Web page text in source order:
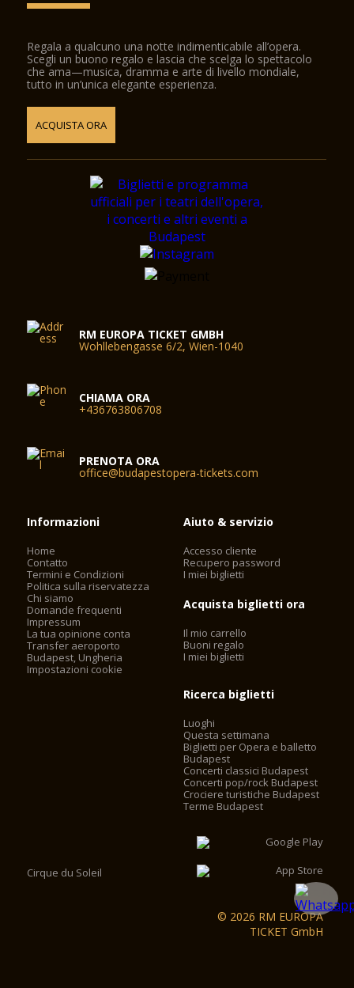
Regala a qualcuno una notte indimenticabile all’opera.
Scegli un buono regalo e lascia che scelga lo spettacolo
che ama—musica, dramma e arte di livello mondiale,
tutto in un’unica elegante esperienza.
ACQUISTA ORA
RM EUROPA TICKET GMBH
Wohllebengasse 6/2, Wien-1040
CHIAMA ORA
+436763806708
PRENOTA ORA
office@budapestopera-tickets.com
Informazioni
Home
Contatto
Termini e Condizioni
Politica sulla riservatezza
Chi siamo
Domande frequenti
Impressum
La tua opinione conta
Transfer aeroporto
Budapest, Ungheria
Impostazioni cookie
Aiuto & servizio
Accesso cliente
Recupero password
I miei biglietti
Acquista biglietti ora
Il mio carrello
Buoni regalo
I miei biglietti
Ricerca biglietti
Luoghi
Questa settimana
Biglietti per Opera e balletto
Budapest
Concerti classici Budapest
Concerti pop/rock Budapest
Crociere turistiche Budapest
Terme Budapest
Cirque du Soleil
© 2026 RM EUROPA
TICKET GmbH